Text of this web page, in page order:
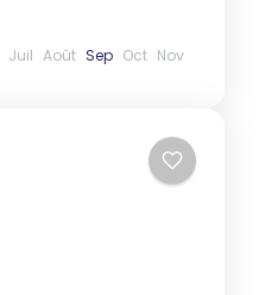
Juil Août Sep Oct Nov